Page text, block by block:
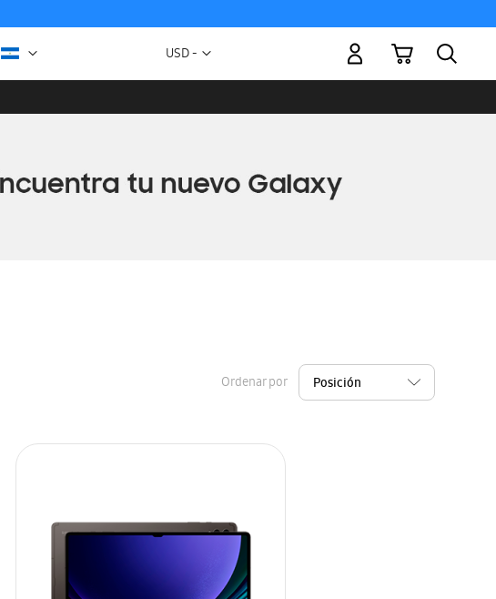
Moneda
USD -
Mi carrito
Ordenar por